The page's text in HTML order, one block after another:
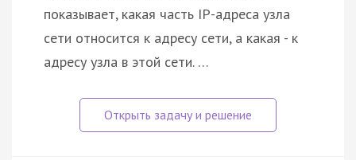
показывает, какая часть IP-адреса узла
сети относится к адресу сети, а какая - к
адресу узла в этой сети. …